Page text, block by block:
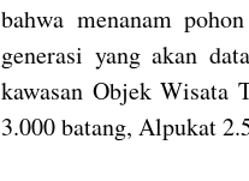
bahwa menanam
generasi yang akan
kawasan Objek Wisata
3.000 batang, Alpukat